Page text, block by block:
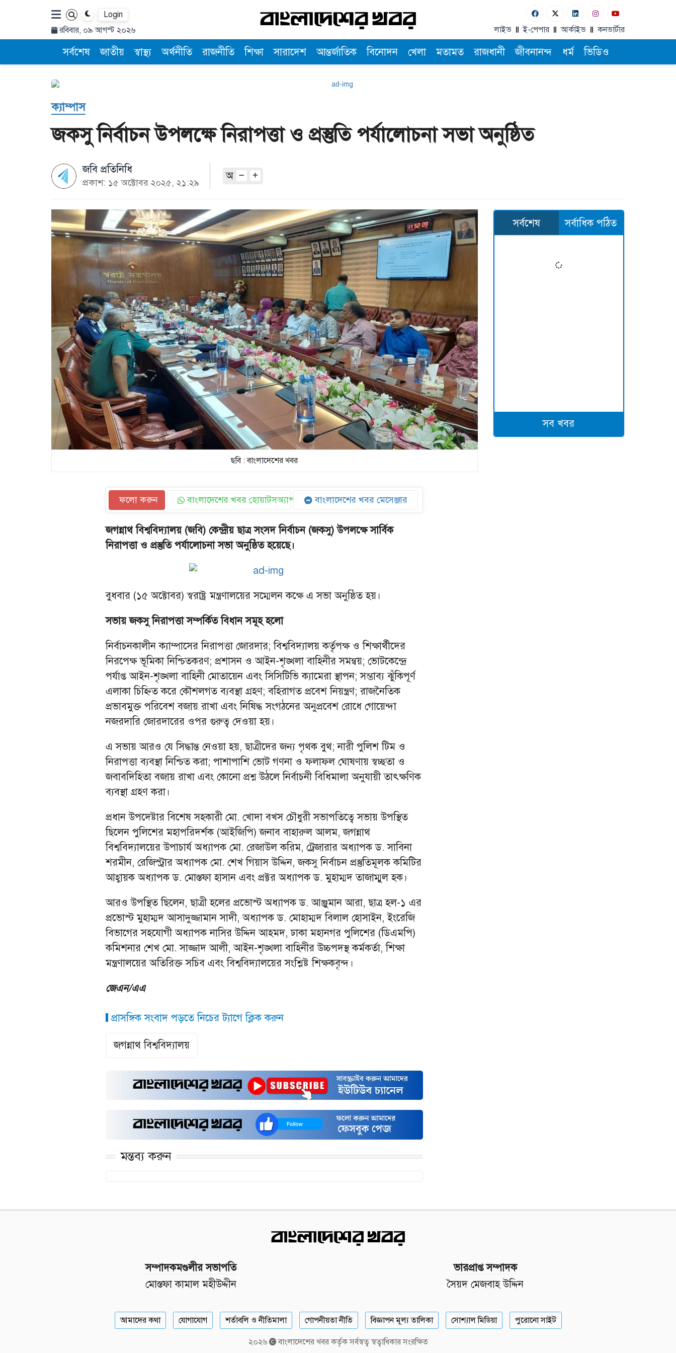
Login
রবিবার, ০৯ আগস্ট ২০২৬
লাইভ ই-পেপার আর্কাইভ কনভার্টার
সর্বশেষ জাতীয় স্বাস্থ্য অর্থনীতি রাজনীতি শিক্ষা সারাদেশ আন্তর্জাতিক বিনোদন খেলা মতামত রাজধানী জীবনানন্দ ধর্ম ভিডিও
ক্যাম্পাস
জকসু নির্বাচন উপলক্ষে নিরাপত্তা ও প্রস্তুতি পর্যালোচনা সভা অনুষ্ঠিত
জবি প্রতিনিধি
প্রকাশ: ১৫ অক্টোবর ২০২৫, ২১:২৯
অ
ছবি : বাংলাদেশের খবর
ফলো করুন বাংলাদেশের খবর হোয়াটসঅ্যাপ বাংলাদেশের খবর মেসেঞ্জার
জগন্নাথ বিশ্ববিদ্যালয় (জবি) কেন্দ্রীয় ছাত্র সংসদ নির্বাচন (জকসু) উপলক্ষে সার্বিক
নিরাপত্তা ও প্রস্তুতি পর্যালোচনা সভা অনুষ্ঠিত হয়েছে।
বুধবার (১৫ অক্টোবর) স্বরাষ্ট্র মন্ত্রণালয়ের সম্মেলন কক্ষে এ সভা অনুষ্ঠিত হয়।
সভায় জকসু নিরাপত্তা সম্পর্কিত বিধান সমূহ হলো
নির্বাচনকালীন ক্যাম্পাসের নিরাপত্তা জোরদার; বিশ্ববিদ্যালয় কর্তৃপক্ষ ও শিক্ষার্থীদের
নিরপেক্ষ ভূমিকা নিশ্চিতকরণ; প্রশাসন ও আইন-শৃঙ্খলা বাহিনীর সমন্বয়; ভোটকেন্দ্রে
পর্যাপ্ত আইন-শৃঙ্খলা বাহিনী মোতায়েন এবং সিসিটিভি ক্যামেরা স্থাপন; সম্ভাব্য ঝুঁকিপূর্ণ
এলাকা চিহ্নিত করে কৌশলগত ব্যবস্থা গ্রহণ; বহিরাগত প্রবেশ নিয়ন্ত্রণ; রাজনৈতিক
প্রভাবমুক্ত পরিবেশ বজায় রাখা এবং নিষিদ্ধ সংগঠনের অনুপ্রবেশ রোধে গোয়েন্দা
নজরদারি জোরদারের ওপর গুরুত্ব দেওয়া হয়।
এ সভায় আরও যে সিদ্ধান্ত নেওয়া হয়, ছাত্রীদের জন্য পৃথক বুথ; নারী পুলিশ টিম ও
নিরাপত্তা ব্যবস্থা নিশ্চিত করা; পাশাপাশি ভোট গণনা ও ফলাফল ঘোষণায় স্বচ্ছতা ও
জবাবদিহিতা বজায় রাখা এবং কোনো প্রশ্ন উঠলে নির্বাচনী বিধিমালা অনুযায়ী তাৎক্ষণিক
ব্যবস্থা গ্রহণ করা।
প্রধান উপদেষ্টার বিশেষ সহকারী মো. খোদা বখস চৌধুরী সভাপতিত্বে সভায় উপস্থিত
ছিলেন পুলিশের মহাপরিদর্শক (আইজিপি) জনাব বাহারুল আলম, জগন্নাথ
বিশ্ববিদ্যালয়ের উপাচার্য অধ্যাপক মো. রেজাউল করিম, ট্রেজারার অধ্যাপক ড. সাবিনা
শরমীন, রেজিস্ট্রার অধ্যাপক মো. শেখ গিয়াস উদ্দিন, জকসু নির্বাচন প্রস্তুতিমূলক কমিটির
আহ্বায়ক অধ্যাপক ড. মোস্তফা হাসান এবং প্রক্টর অধ্যাপক ড. মুহাম্মদ তাজাম্মুল হক।
আরও উপস্থিত ছিলেন, ছাত্রী হলের প্রভোস্ট অধ্যাপক ড. আঞ্জুমান আরা, ছাত্র হল-১ এর
প্রভোস্ট মুহাম্মদ আসাদুজ্জামান সাদী, অধ্যাপক ড. মোহাম্মদ বিলাল হোসাইন, ইংরেজি
বিভাগের সহযোগী অধ্যাপক নাসির উদ্দিন আহমদ, ঢাকা মহানগর পুলিশের (ডিএমপি)
কমিশনার শেখ মো. সাজ্জাদ আলী, আইন-শৃঙ্খলা বাহিনীর উচ্চপদস্থ কর্মকর্তা, শিক্ষা
মন্ত্রণালয়ের অতিরিক্ত সচিব এবং বিশ্ববিদ্যালয়ের সংশ্লিষ্ট শিক্ষকবৃন্দ।
জেএন/এএ
প্রাসঙ্গিক সংবাদ পড়তে নিচের ট্যাগে ক্লিক করুন
জগন্নাথ বিশ্ববিদ্যালয়
মন্তব্য করুন
সর্বশেষ সর্বাধিক পঠিত
সব খবর
সম্পাদকমণ্ডলীর সভাপতি
মোস্তফা কামাল মহীউদ্দীন
ভারপ্রাপ্ত সম্পাদক
সৈয়দ মেজবাহ উদ্দিন
আমাদের কথা যোগাযোগ শর্তাবলি ও নীতিমালা গোপনীয়তা নীতি বিজ্ঞাপন মূল্য তালিকা সোশ্যাল মিডিয়া পুরোনো সাইট
২০২৬ বাংলাদেশের খবর কর্তৃক সর্বস্বত্ব স্বত্বাধিকার সংরক্ষিত